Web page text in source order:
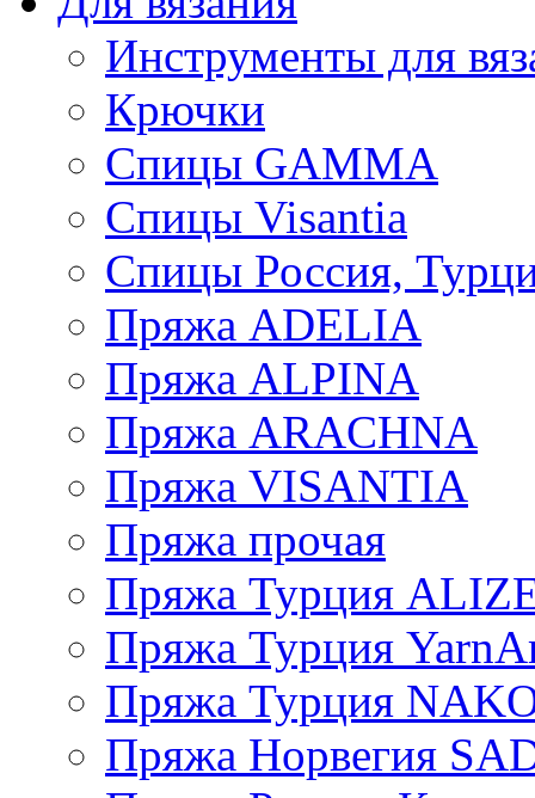
Инструменты для
Крючки
Спицы GAMMA
Спицы Visantia
Спицы Россия,
Пряжа ADELIA
Пряжа ALPINA
Пряжа ARACHNA
Пряжа VISANTIA
Пряжа прочая
Пряжа Турция
Пряжа Турция
Пряжа Турция
Пряжа Норвегия